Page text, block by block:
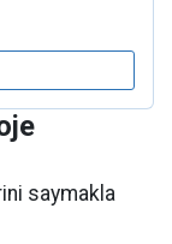
saymakla